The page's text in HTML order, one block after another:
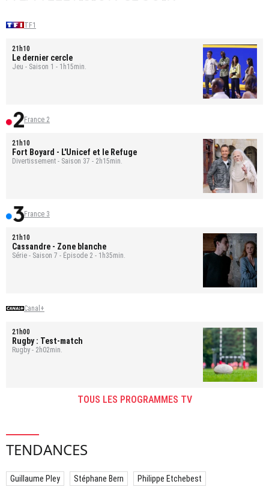
TF1
21h10
Le dernier cercle
Jeu - Saison 1 - 1h15min.
France 2
21h10
Fort Boyard - L'Unicef et le Refuge
Divertissement - Saison 37 - 2h15min.
France 3
21h10
Cassandre - Zone blanche
Série - Saison 7 - Épisode 2 - 1h35min.
Canal+
21h00
Rugby : Test-match
Rugby - 2h02min.
TOUS LES PROGRAMMES TV
TENDANCES
Guillaume Pley Stéphane Bern Philippe Etchebest